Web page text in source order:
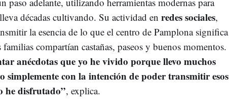
décadas cultivando. Su actividad en redes sociales,
la esencia de lo que el centro de Pamplona significa
compartían castañas, paseos y buenos momentos.
anécdotas que yo he vivido porque llevo muchos
simplemente con la intención de poder transmitir esos
he disfrutado”, explica.